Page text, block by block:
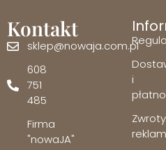
Kontakt
sklep@nowaja.com.pl
608
751
485
Firma
"nowaJA"
i